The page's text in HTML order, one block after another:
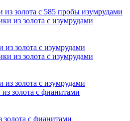
из золота с 585 пробы изумрудами
из золота с изумрудами
из золота с изумрудами
золота с фианитами